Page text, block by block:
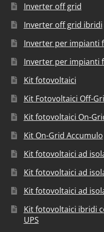
Inverter off grid
Inverter off grid ibridi
Inverter per impianti
Inverter per impianti
Kit fotovoltaici
Kit Fotovoltaici Off-
Kit fotovoltaici On-
Kit On-Grid Accumulo
Kit fotovoltaici ad
Kit fotovoltaici ad
Kit fotovoltaici ad
Kit fotovoltaici ibridi
UPS